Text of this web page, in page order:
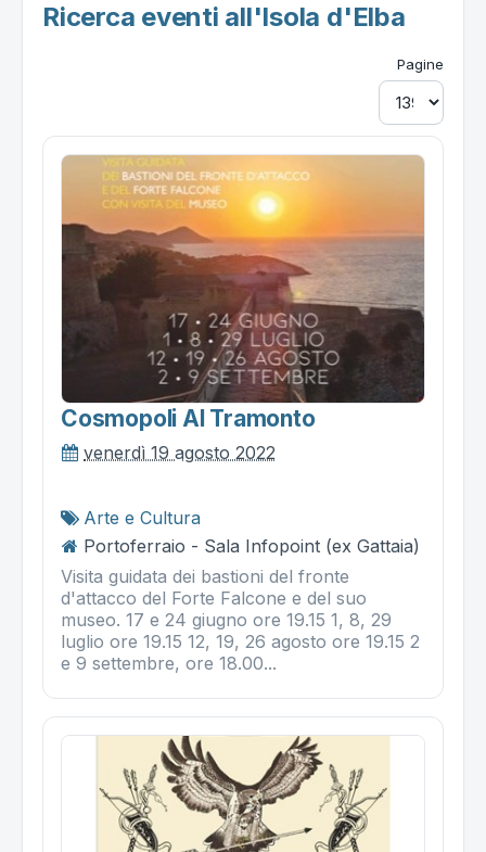
Ricerca eventi all'Isola d'Elba
Pagine
Cosmopoli Al Tramonto
venerdì 19 agosto 2022
Arte e Cultura
Portoferraio - Sala Infopoint (ex Gattaia)
Visita guidata dei bastioni del fronte
d'attacco del Forte Falcone e del suo
museo. 17 e 24 giugno ore 19.15 1, 8, 29
luglio ore 19.15 12, 19, 26 agosto ore 19.15 2
e 9 settembre, ore 18.00...